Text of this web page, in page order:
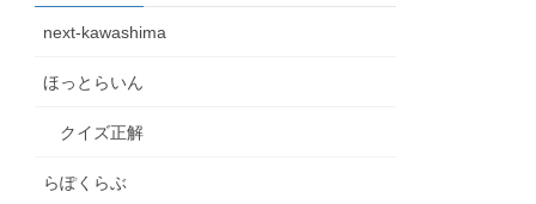
next-kawashima
ほっとらいん
クイズ正解
らぽくらぶ